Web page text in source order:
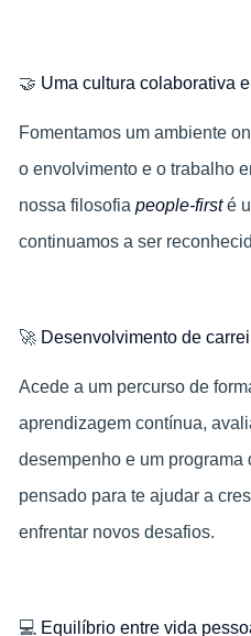
🤝 Uma cultura colaborativa
Fomentamos um ambiente
o envolvimento e o trabalho
nossa filosofia people-firsté
continuamos a ser
🚀 Desenvolvimento de
Acede a um percurso de
aprendizagem contínua,
desempenho e um
pensado para te ajudar a
enfrentar novos desafios.
💻 Equilíbrio entre vida